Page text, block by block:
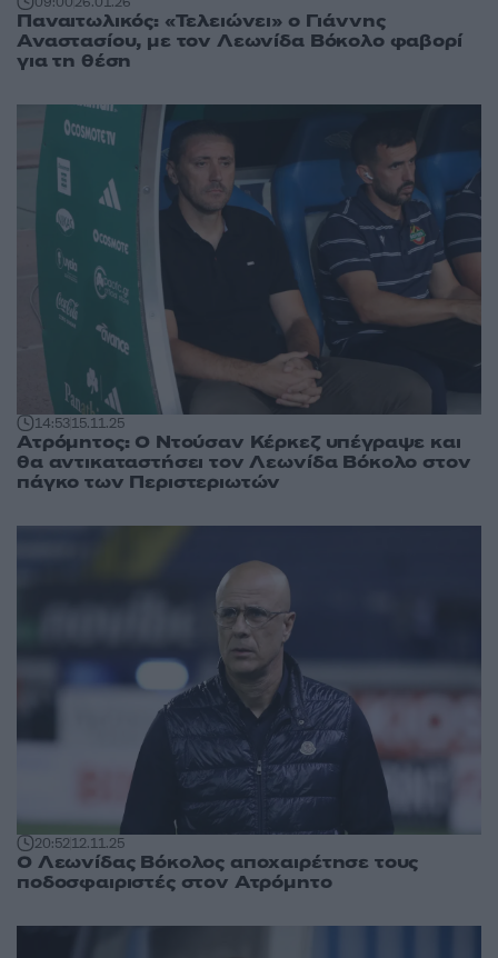
Παναιτωλικός: «Τελειώνει» ο Γιάννης
Αναστασίου, με τον Λεωνίδα Βόκολο φαβορί
για τη θέση
14:5315.11.25
Ατρόμητος: Ο Ντούσαν Κέρκεζ υπέγραψε και
θα αντικαταστήσει τον Λεωνίδα Βόκολο στον
πάγκο των Περιστεριωτών
20:5212.11.25
Ο Λεωνίδας Βόκολος αποχαιρέτησε τους
ποδοσφαιριστές στον Ατρόμητο